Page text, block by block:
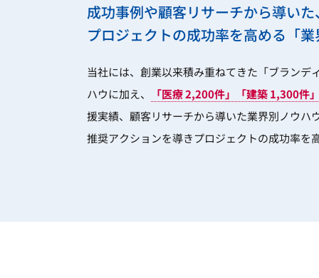
成功事例や顧客リサーチから導いた
プロジェクトの成功率を高める「
当社には、創業以来積み重ねてきた「ブラン
ハウに加え、
「医療 2,200件」「建築 1,300件
援実績、顧客リサーチから導いた業界別ノウハ
推奨アクションを導きプロジェクトの成功率を